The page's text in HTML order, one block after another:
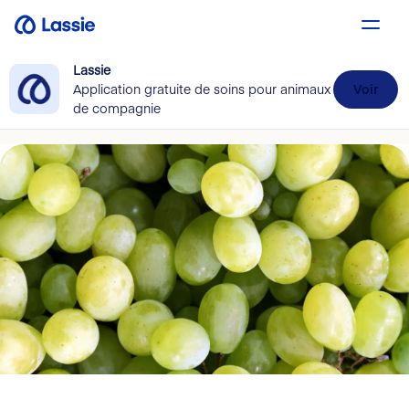
Lassie
Application gratuite de soins pour animaux
de compagnie
Voir